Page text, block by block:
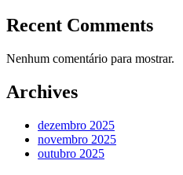
Recent Comments
Nenhum comentário para mostrar.
Archives
dezembro 2025
novembro 2025
outubro 2025